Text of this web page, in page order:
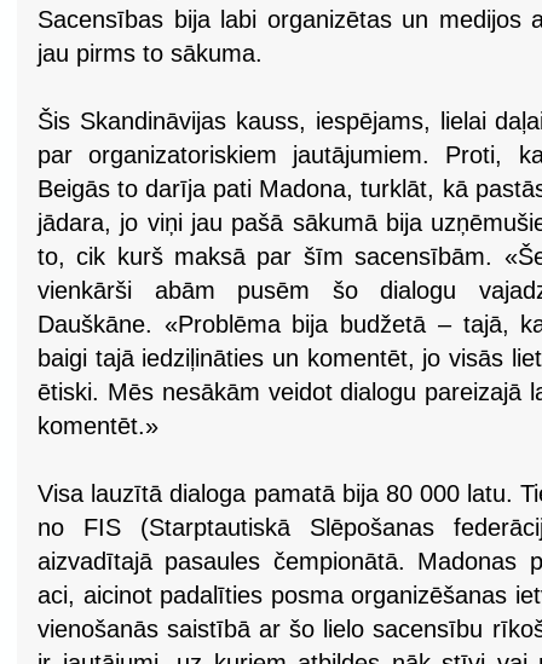
Sacensības bija labi organizētas un medijos
jau pirms to sākuma.
Šis Skandināvijas kauss, iespējams, lielai
par organizatoriskiem jautājumiem. Proti,
Beigās to darīja pati Madona, turklāt, kā
jādara, jo viņi jau pašā sākumā bija
to, cik kurš maksā par šīm sacensībām.
vienkārši abām pusēm šo dialogu
Dauškāne. «Problēma bija budžetā – tajā,
baigi tajā iedziļināties un komentēt, jo visās
ētiski. Mēs nesākām veidot dialogu pareizajā
komentēt.»
Visa lauzītā dialoga pamatā bija 80 000 latu.
no FIS (Starptautiskā Slēpošanas
aizvadītajā pasaules čempionātā. Madonas
aci, aicinot padalīties posma organizēšanas
vienošanās saistībā ar šo lielo sacensību